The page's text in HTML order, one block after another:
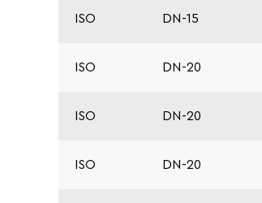
ISO DN-15
ISO DN-20
ISO DN-20
ISO DN-20